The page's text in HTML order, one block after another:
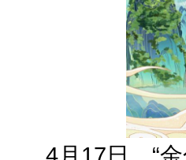
4月17日，“金